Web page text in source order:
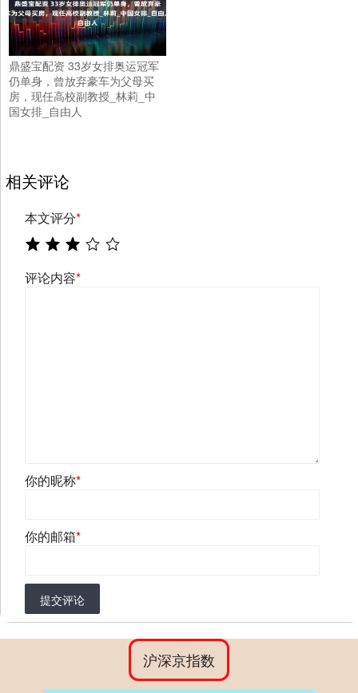
鼎盛宝配资 33岁女排奥运冠军
仍单身，曾放弃豪车为父母买
房，现任高校副教授_林莉_中
国女排_自由人
相关评论
本文评分*
评论内容*
你的昵称*
你的邮箱*
提交评论
沪深京指数